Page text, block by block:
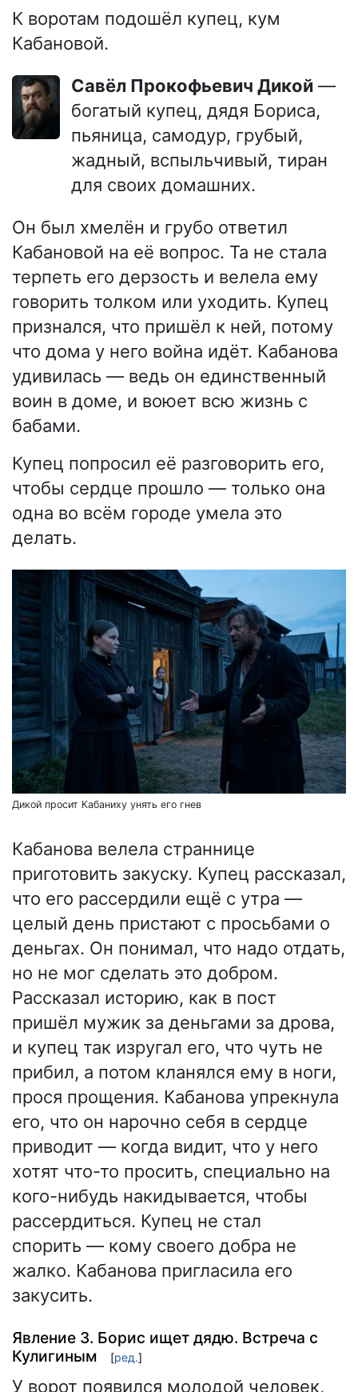
К воротам подошёл купец, кум
Кабановой.
Савёл Прокофьевич Дикой —
богатый купец, дядя Бориса,
пьяница, самодур, грубый,
жадный, вспыльчивый, тиран
для своих домашних.
Он был хмелён и грубо ответил
Кабановой на её вопрос. Та не стала
терпеть его дерзость и велела ему
говорить толком или уходить. Купец
признался, что пришёл к ней, потому
что дома у него война идёт. Кабанова
удивилась — ведь он единственный
воин в доме, и воюет всю жизнь с
бабами.
Купец попросил её разговорить его,
чтобы сердце прошло — только она
одна во всём городе умела это
делать.
Дикой просит Кабаниху унять его гнев
Кабанова велела страннице
приготовить закуску. Купец рассказал,
что его рассердили ещё с утра —
целый день пристают с просьбами о
деньгах. Он понимал, что надо отдать,
но не мог сделать это добром.
Рассказал историю, как в пост
пришёл мужик за деньгами за дрова,
и купец так изругал его, что чуть не
прибил, а потом кланялся ему в ноги,
прося прощения. Кабанова упрекнула
его, что он нарочно себя в сердце
приводит — когда видит, что у него
хотят что-то просить, специально на
кого-нибудь накидывается, чтобы
рассердиться. Купец не стал
спорить — кому своего добра не
жалко. Кабанова пригласила его
закусить.
Явление 3. Борис ищет дядю. Встреча с
Кулигиным
[ред.]
У ворот появился молодой человек,